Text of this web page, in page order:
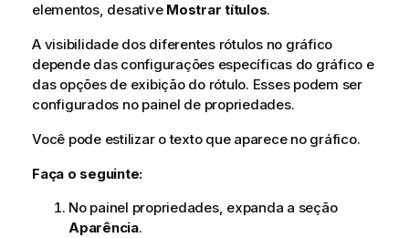
elementos, desative Mostrar títulos.
A visibilidade dos diferentes rótulos no gráfico
depende das configurações específicas do gráfico e
das opções de exibição do rótulo. Esses podem ser
configurados no painel de propriedades.
Você pode estilizar o texto que aparece no gráfico.
Faça o seguinte:
No painel propriedades, expanda a seção
Aparência.